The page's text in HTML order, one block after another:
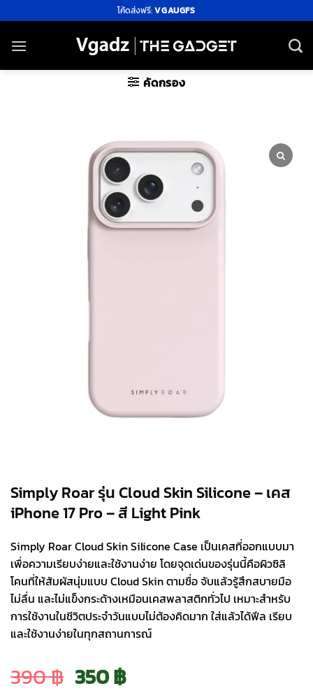
ไป
ยัง
โค้ดส่งฟรี:VGAUGFS
คัดกรอง
Simply Roar รุ่น Cloud Skin Silicone – เคส
iPhone 17 Pro – สี Light Pink
Simply Roar Cloud Skin Silicone Case เป็นเคสที่ออกแบบมา
เพื่อความเรียบง่ายและใช้งานง่าย โดยจุดเด่นของรุ่นนี้คือผิวซิลิ
โคนที่ให้สัมผัสนุ่มแบบ Cloud Skin ตามชื่อ จับแล้วรู้สึกสบายมือ
ไม่ลื่น และไม่แข็งกระด้างเหมือนเคสพลาสติกทั่วไป เหมาะสำหรับ
การใช้งานในชีวิตประจำวันแบบไม่ต้องคิดมาก ใส่แล้วได้ฟีล เรียบ
และใช้งานง่ายในทุกสถานการณ์
390฿ Original
350฿Current